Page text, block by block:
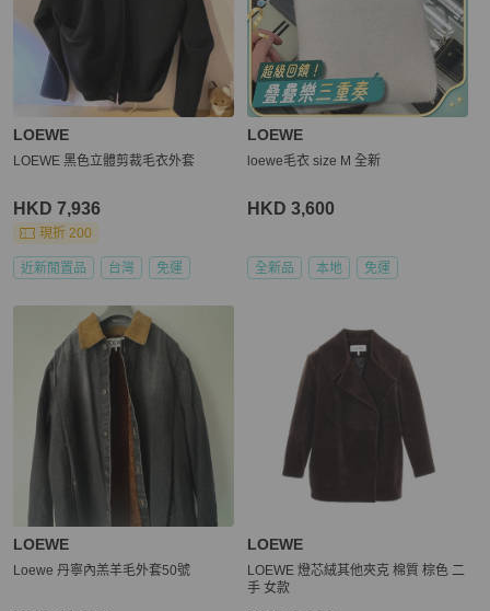
LOEWE
LOEWE 黑色立體剪裁毛衣外套
HKD 7,936
現折 200
近新閒置品 台灣 免運
LOEWE
loewe毛衣 size M 全新
HKD 3,600
全新品 本地 免運
LOEWE
Loewe 丹寧內羔羊毛外套50號
LOEWE
LOEWE 燈芯絨其他夾克 棉質 棕色 二
手 女款